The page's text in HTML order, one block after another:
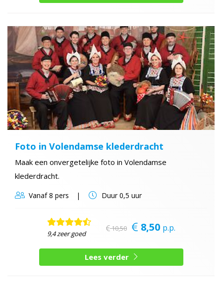
Foto in Volendamse klederdracht
Maak een onvergetelijke foto in Volendamse
klederdracht.
Vanaf8 pers Duur0,5 uur
9,4 zeer goed
10,50 8,50 p.p.
Lees verder